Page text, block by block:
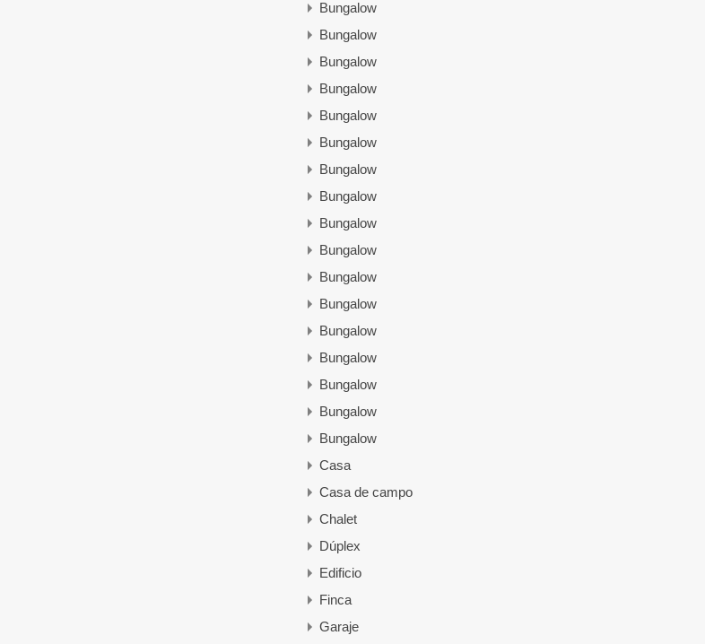
Bungalow
Bungalow
Bungalow
Bungalow
Bungalow
Bungalow
Bungalow
Bungalow
Bungalow
Bungalow
Bungalow
Bungalow
Bungalow
Bungalow
Bungalow
Bungalow
Bungalow
Casa
Casa de campo
Chalet
Dúplex
Edificio
Finca
Garaje